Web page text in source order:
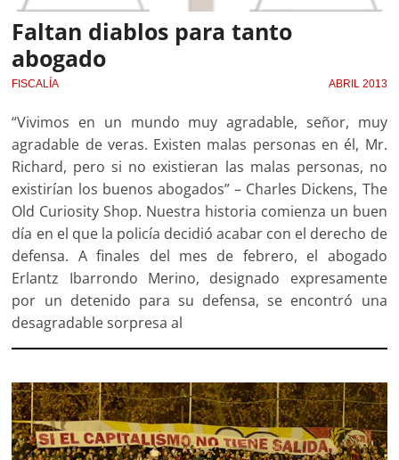
Faltan diablos para tanto
abogado
FISCALÍA ABRIL 2013
“Vivimos en un mundo muy agradable, señor, muy
agradable de veras. Existen malas personas en él, Mr.
Richard, pero si no existieran las malas personas, no
existirían los buenos abogados” – Charles Dickens, The
Old Curiosity Shop. Nuestra historia comienza un buen
día en el que la policía decidió acabar con el derecho de
defensa. A finales del mes de febrero, el abogado
Erlantz Ibarrondo Merino, designado expresamente
por un detenido para su defensa, se encontró una
desagradable sorpresa al